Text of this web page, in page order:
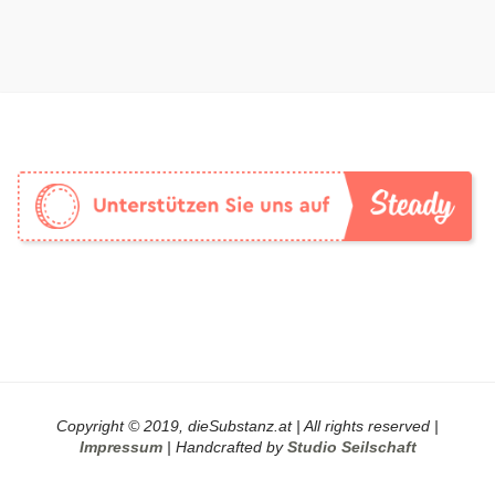
Copyright © 2019, dieSubstanz.at | All rights reserved |
Impressum| Handcrafted byStudio Seilschaft